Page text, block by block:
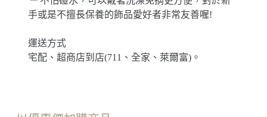
手或是不擅長保養的飾品愛好者非常友善喔!
運送方式
宅配、超商店到店(711、全家、萊爾富)。